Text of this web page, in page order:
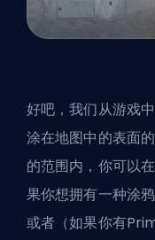
好吧，我们从游戏
涂在地图中的表面
的范围内，你可以
果你想拥有一种涂
或者（如果你有